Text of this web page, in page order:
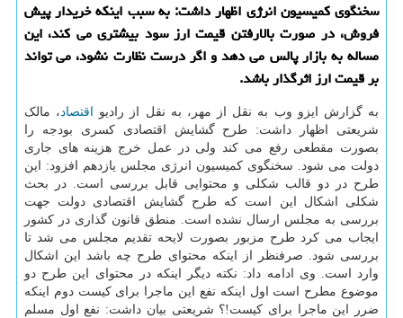
سخنگوی كمیسیون انرژی اظهار داشت: به سبب اینكه خریدار پیش
فروش، در صورت بالارفتن قیمت ارز سود بیشتری می كند، این
مساله به بازار پالس می دهد و اگر درست نظارت نشود، می تواند
بر قیمت ارز اثرگذار باشد.
به گزارش ایزو وب به نقل از مهر، به نقل از رادیو اقتصاد ، مالک
شریعتی اظهار داشت: طرح گشایش اقتصادی کسری بودجه را
بصورت مقطعی رفع می کند ولی در عمل خرج هزینه های جاری
دولت می شود. سخنگوی کمیسیون انرژی مجلس یازدهم افزود: این
طرح در دو قالب شکلی و محتوایی قابل بررسی است. در بحث
شکلی اشکال این است که طرح گشایش اقتصادی دولت جهت
بررسی به مجلس ارسال نشده است. منطق قانون گذاری در کشور
ایجاب می کرد طرح مزبور بصورت لایحه تقدیم مجلس می شد تا
بررسی شود. صرفنظر از اینکه محتوای طرح چه باشد این اشکال
وارد است. وی ادامه داد: نکته دیگر اینکه در محتوای این طرح دو
موضوع مطرح است اول اینکه نفع این ماجرا برای کیست دوم اینکه
ضرر این ماجرا برای کیست!؟ شریعتی بیان داشت: نفع اول مسلم